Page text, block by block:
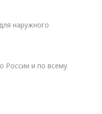
наружного
России и по всему